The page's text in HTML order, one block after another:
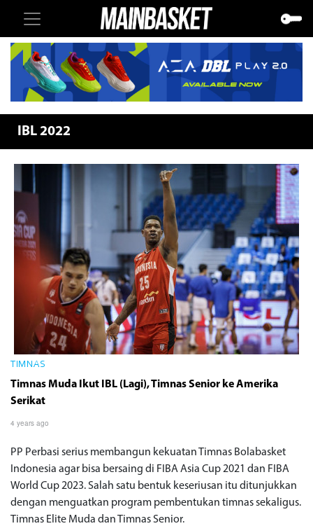
IBL 2022
TIMNAS
Timnas Muda Ikut IBL (Lagi), Timnas Senior ke Amerika
Serikat
4 years ago
PP Perbasi serius membangun kekuatan Timnas Bolabasket
Indonesia agar bisa bersaing di FIBA Asia Cup 2021 dan FIBA
World Cup 2023. Salah satu bentuk keseriusan itu ditunjukkan
dengan menguatkan program pembentukan timnas sekaligus.
Timnas Elite Muda dan Timnas Senior.